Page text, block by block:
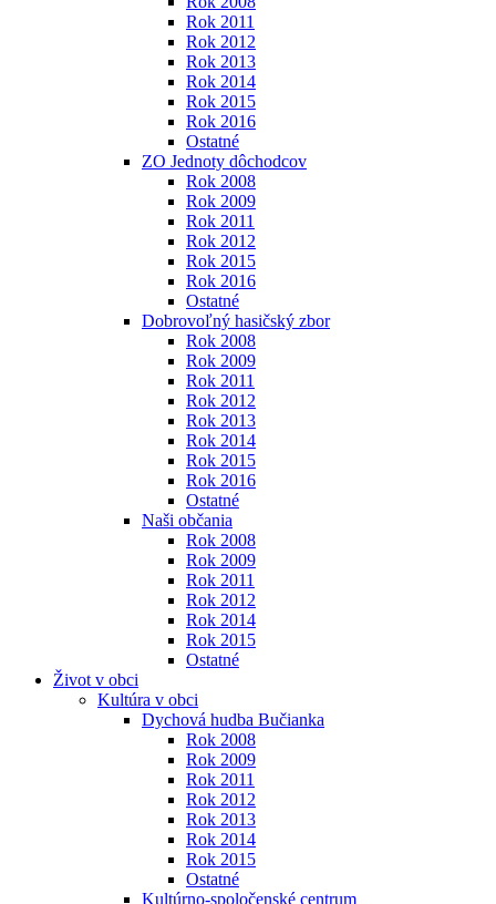
Rok 2011
Rok 2012
Rok 2013
Rok 2014
Rok 2015
Rok 2016
Ostatné
ZO Jednoty dôchodcov
Rok 2008
Rok 2009
Rok 2011
Rok 2012
Rok 2015
Rok 2016
Ostatné
Dobrovoľný hasičský zbor
Rok 2008
Rok 2009
Rok 2011
Rok 2012
Rok 2013
Rok 2014
Rok 2015
Rok 2016
Ostatné
Naši občania
Rok 2008
Rok 2009
Rok 2011
Rok 2012
Rok 2014
Rok 2015
Ostatné
Život v obci
Kultúra v obci
Dychová hudba Bučianka
Rok 2008
Rok 2009
Rok 2011
Rok 2012
Rok 2013
Rok 2014
Rok 2015
Ostatné
Kultúrno-spoločenské centrum